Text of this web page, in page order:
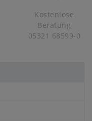
Kostenlose
Beratung
05321 68599-0